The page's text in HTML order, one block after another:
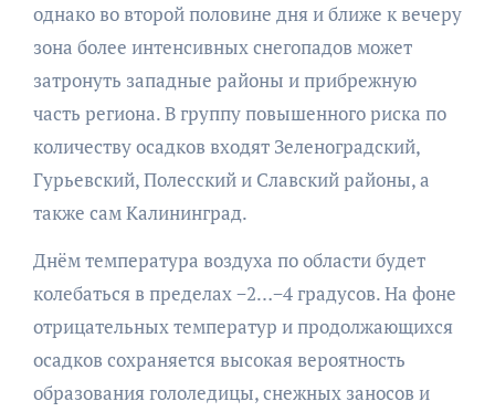
однако во второй половине дня и ближе к вечеру
зона более интенсивных снегопадов может
затронуть западные районы и прибрежную
часть региона. В группу повышенного риска по
количеству осадков входят Зеленоградский,
Гурьевский, Полесский и Славский районы, а
также сам Калининград.
Днём температура воздуха по области будет
колебаться в пределах −2…−4 градусов. На фоне
отрицательных температур и продолжающихся
осадков сохраняется высокая вероятность
образования гололедицы, снежных заносов и